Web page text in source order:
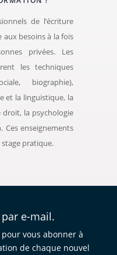
de l’écriture
besoins à la fois
privées. Les
les techniques
biographie),
et la linguistique, la
droit, la psychologie
Ces enseignements
pratique.
e-mail.
vous abonner à
de chaque nouvel